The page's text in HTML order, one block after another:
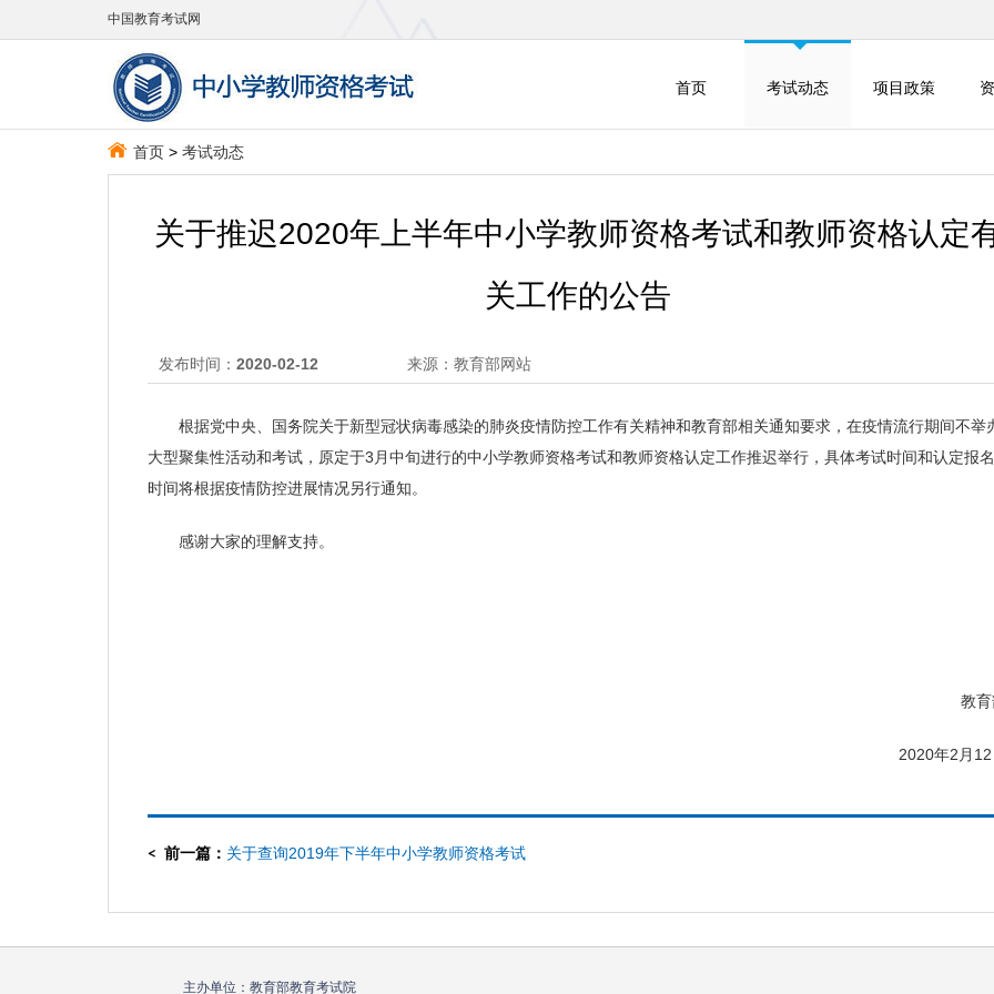
中国教育考试网
首页 考试动态 项目政策
首页 > 考试动态
关于推迟2020年上半年中小学教师资格考试和教师资格认定
关工作的公告
发布时间： 2020-02-12 来源： 教育部网站
根据党中央、国务院关于新型冠状病毒感染的肺炎疫情防控工作有关精神和教育部相关通知要求，在疫情流行期间不举
大型聚集性活动和考试，原定于3月中旬进行的中小学教师资格考试和教师资格认定工作推迟举行，具体考试时间和认定报名
时间将根据疫情防控进展情况另行通知。
感谢大家的理解支持。
教育
2020年2月12
前一篇： 关于查询2019年下半年中小学教师资格考试
主办单位：教育部教育考试院